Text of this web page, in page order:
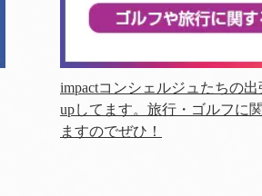
impactコンシェルジュたちの
upしてます。旅行・ゴルフに
ますのでぜひ！